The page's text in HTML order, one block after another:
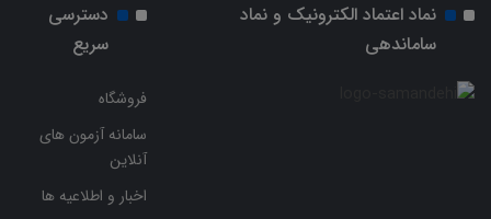
نماد اعتماد الکترونیک و نماد
ساماندهی
دسترسی
سریع
فروشگاه
سامانه آزمون های
آنلاین
اخبار و اطلاعیه ها